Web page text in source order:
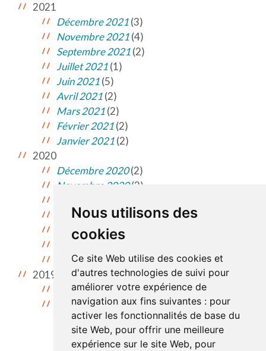
Nous utilisons des
cookies
Ce site Web utilise des cookies et
d'autres technologies de suivi pour
améliorer votre expérience de
navigation aux fins suivantes : pour
activer les fonctionnalités de base du
site Web, pour offrir une meilleure
expérience sur le site Web, pour
2021
Décembre 2021(3)
Novembre 2021(4)
Septembre 2021(2)
Juillet 2021(1)
Juin 2021(5)
Avril 2021(2)
Mars 2021(2)
Février 2021(2)
Janvier 2021(2)
2020
Décembre 2020(2)
Novembre 2020(2)
Septembre 2020(3)
Mars 2020(1)
Janvier 2020(2)
2019
Décembre 2019(2)
Novembre 2019(1)